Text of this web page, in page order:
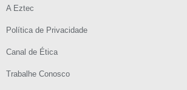
A Eztec
Política de Privacidade
Canal de Ética
Trabalhe Conosco